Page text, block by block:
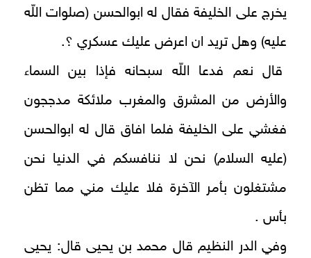
يخرج على الخليفة فقال له ابوالحسن (صلوات اللّه
عليه) وهل تريد ان اعرض عليك عسكري ؟.
قال نعم فدعا اللّه سبحانه فإذا بين السماء
والأرض من المشرق والمغرب ملائكة مدججون
فغشي على الخليفة فلما افاق قال له ابوالحسن
(عليه السلام) نحن لا ننافسكم في الدنيا نحن
مشتغلون بأمر الآخرة فلا عليك مني مما تظن
بأس .
وفي الدر النظيم قال محمد بن يحيى قال: يحيى